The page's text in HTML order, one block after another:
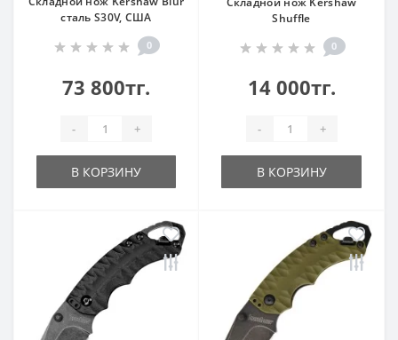
сталь S30V, США
0
73 800тг.
- +
В КОРЗИНУ
Shuffle
0
14 000тг.
- +
В КОРЗИНУ